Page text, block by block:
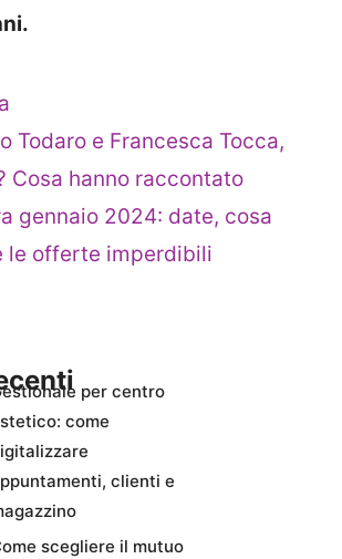
Todaro e Francesca Tocca,
Cosa hanno raccontato
gennaio 2024: date, cosa
le offerte imperdibili
per centro
come
clienti e
scegliere il mutuo